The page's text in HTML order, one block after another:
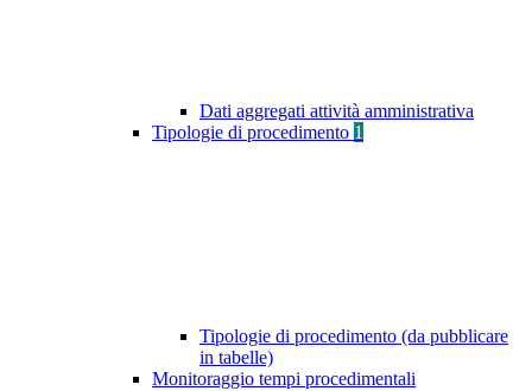
Dati aggregati attività amministrativa
Tipologie di procedimento 1
Tipologie di procedimento (da pubblicare
in tabelle)
Monitoraggio tempi procedimentali